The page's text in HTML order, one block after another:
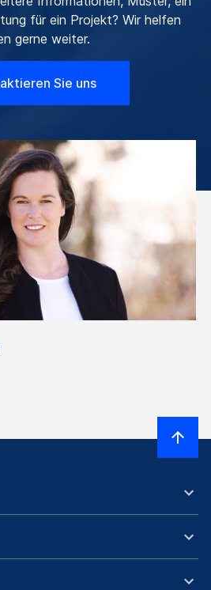
für ein Projekt? Wir helfen
gerne weiter.
Sie uns